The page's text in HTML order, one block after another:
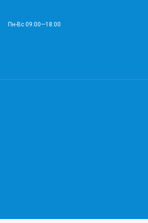
Пн-Вс 09:00—18:00